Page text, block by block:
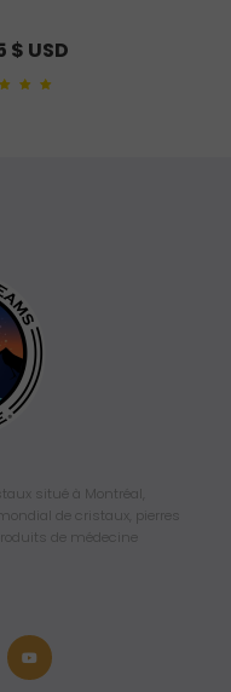
$ USD
situé à Montréal,
de cristaux, pierres
de médecine